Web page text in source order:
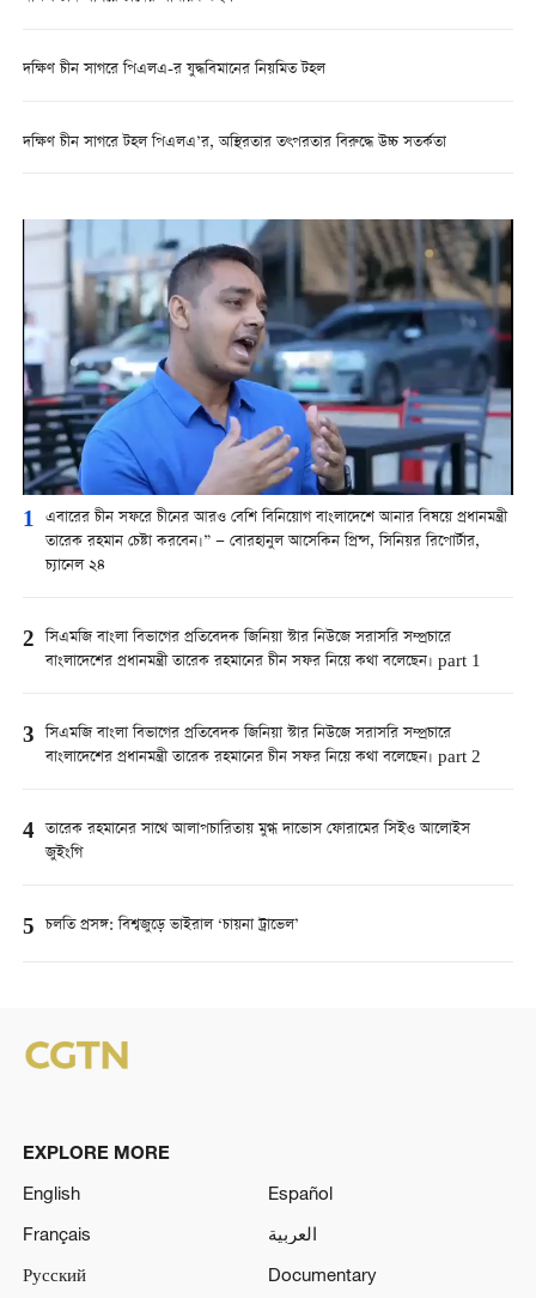
দক্ষিণ চীন সাগরে পিএলএ-র যুদ্ধবিমানের নিয়মিত টহল
দক্ষিণ চীন সাগরে টহল পিএলএ’র, অস্থিরতার তৎপরতার বিরুদ্ধে উচ্চ সতর্কতা
1 এবারের চীন সফরে চীনের আরও বেশি বিনিয়োগ বাংলাদেশে আনার বিষয়ে প্রধানমন্ত্রী
তারেক রহমান চেষ্টা করবেন।” — বোরহানুল আসেকিন প্রিন্স, সিনিয়র রিপোর্টার,
চ্যানেল ২৪
2 সিএমজি বাংলা বিভাগের প্রতিবেদক জিনিয়া স্টার নিউজে সরাসরি সম্প্রচারে
বাংলাদেশের প্রধানমন্ত্রী তারেক রহমানের চীন সফর নিয়ে কথা বলেছেন। part 1
3 সিএমজি বাংলা বিভাগের প্রতিবেদক জিনিয়া স্টার নিউজে সরাসরি সম্প্রচারে
বাংলাদেশের প্রধানমন্ত্রী তারেক রহমানের চীন সফর নিয়ে কথা বলেছেন। part 2
4 তারেক রহমানের সাথে আলাপচারিতায় মুগ্ধ দাভোস ফোরামের সিইও আলোইস
জুইংগি
5 চলতি প্রসঙ্গ: বিশ্বজুড়ে ভাইরাল ‘চায়না ট্রাভেল’
EXPLORE MORE
English
Español
Français
العربية
Русский
Documentary